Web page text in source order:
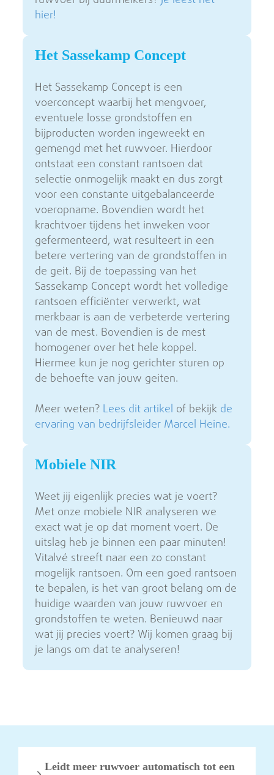
hier!
Het Sassekamp Concept
Het Sassekamp Concept is een
voerconcept waarbij het mengvoer,
eventuele losse grondstoffen en
bijproducten worden ingeweekt en
gemengd met het ruwvoer. Hierdoor
ontstaat een constant rantsoen dat
selectie onmogelijk maakt en dus zorgt
voor een constante uitgebalanceerde
voeropname. Bovendien wordt het
krachtvoer tijdens het inweken voor
gefermenteerd, wat resulteert in een
betere vertering van de grondstoffen in
de geit. Bij de toepassing van het
Sassekamp Concept wordt het volledige
rantsoen efficiënter verwerkt, wat
merkbaar is aan de verbeterde vertering
van de mest. Bovendien is de mest
homogener over het hele koppel.
Hiermee kun je nog gerichter sturen op
de behoefte van jouw geiten.
Meer weten? Lees dit artikel of bekijk de
ervaring van bedrijfsleider Marcel Heine.
Mobiele NIR
Weet jij eigenlijk precies wat je voert?
Met onze mobiele NIR analyseren we
exact wat je op dat moment voert. De
uitslag heb je binnen een paar minuten!
Vitalvé streeft naar een zo constant
mogelijk rantsoen. Om een goed rantsoen
te bepalen, is het van groot belang om de
huidige waarden van jouw ruwvoer en
grondstoffen te weten. Benieuwd naar
wat jij precies voert? Wij komen graag bij
je langs om dat te analyseren!
Leidt meer ruwvoer automatisch tot een